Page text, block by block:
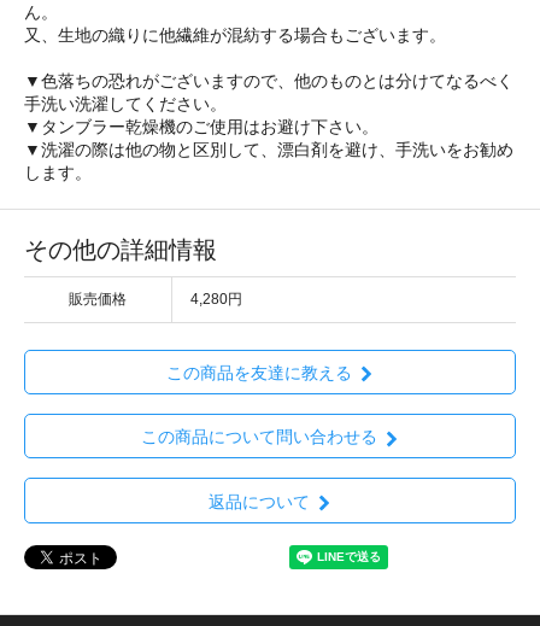
ん。
又、生地の織りに他繊維が混紡する場合もございます。
▼色落ちの恐れがございますので、他のものとは分けてなるべく
手洗い洗濯してください。
▼タンブラー乾燥機のご使用はお避け下さい。
▼洗濯の際は他の物と区別して、漂白剤を避け、手洗いをお勧め
します。
その他の詳細情報
販売価格 4,280円
この商品を友達に教える
この商品について問い合わせる
返品について